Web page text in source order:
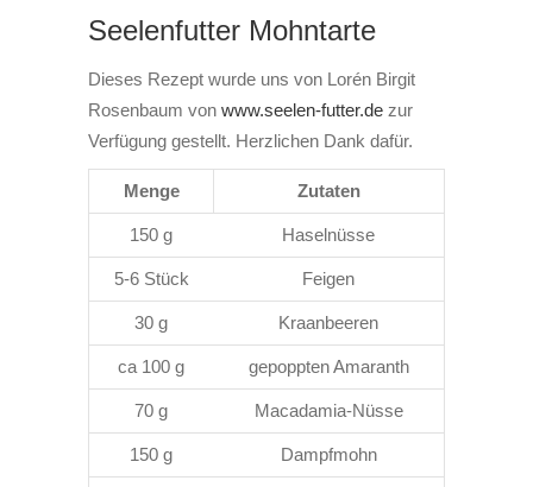
Seelenfutter Mohntarte
Dieses Rezept wurde uns von Lorén Birgit
Rosenbaum von www.seelen-futter.de zur
Verfügung gestellt. Herzlichen Dank dafür.
Menge Zutaten
150 g Haselnüsse
5-6 Stück Feigen
30 g Kraanbeeren
ca 100 g gepoppten Amaranth
70 g Macadamia-Nüsse
150 g Dampfmohn